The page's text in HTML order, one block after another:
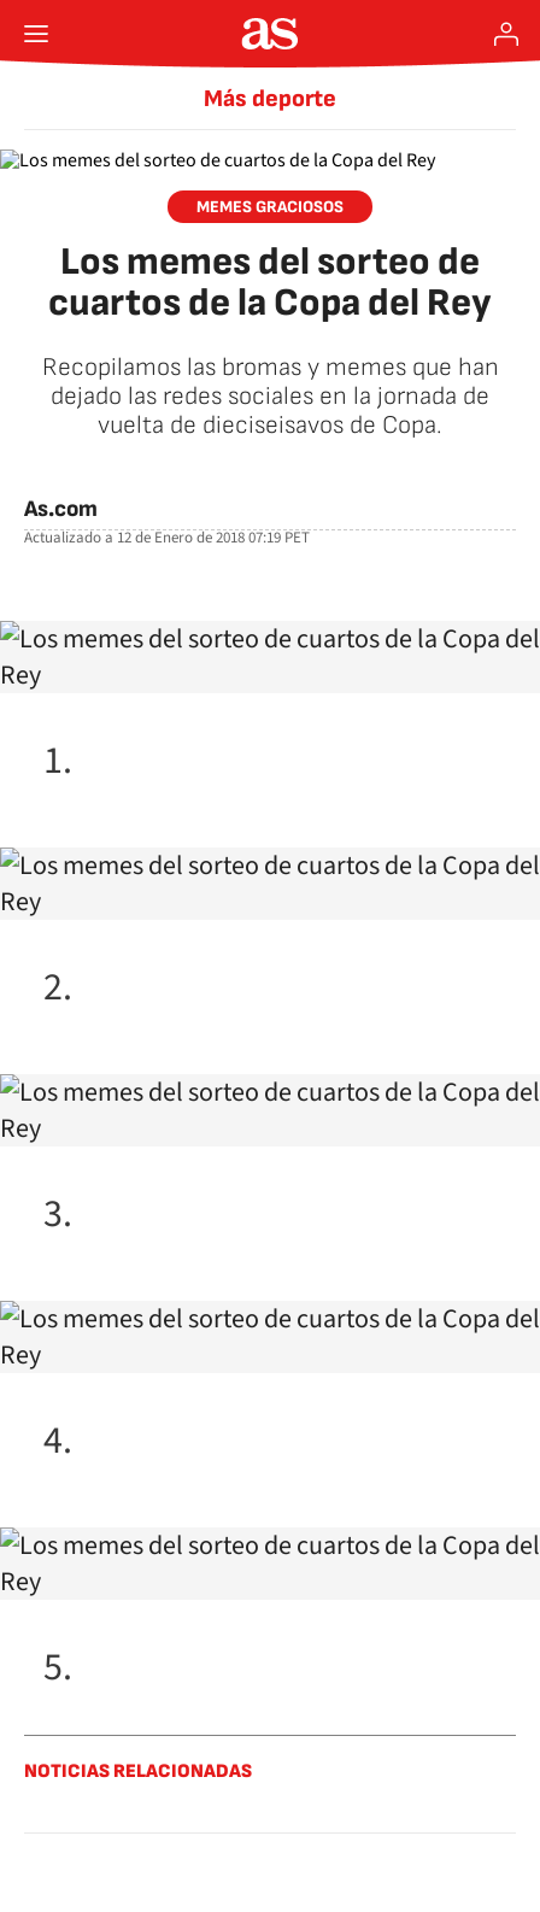
Más deporte
MEMES GRACIOSOS
Los memes del sorteo de
cuartos de la Copa del Rey
Recopilamos las bromas y memes que han
dejado las redes sociales en la jornada de
vuelta de dieciseisavos de Copa.
As.com
Actualizado a12 de Enero de 2018 07:19PET
NOTICIAS RELACIONADAS